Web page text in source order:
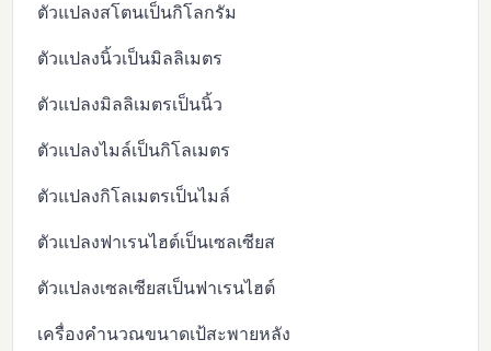
ตัวแปลงสโตนเป็นกิโลกรัม
ตัวแปลงนิ้วเป็นมิลลิเมตร
ตัวแปลงมิลลิเมตรเป็นนิ้ว
ตัวแปลงไมล์เป็นกิโลเมตร
ตัวแปลงกิโลเมตรเป็นไมล์
ตัวแปลงฟาเรนไฮต์เป็นเซลเซียส
ตัวแปลงเซลเซียสเป็นฟาเรนไฮต์
เครื่องคำนวณขนาดเป้สะพายหลัง